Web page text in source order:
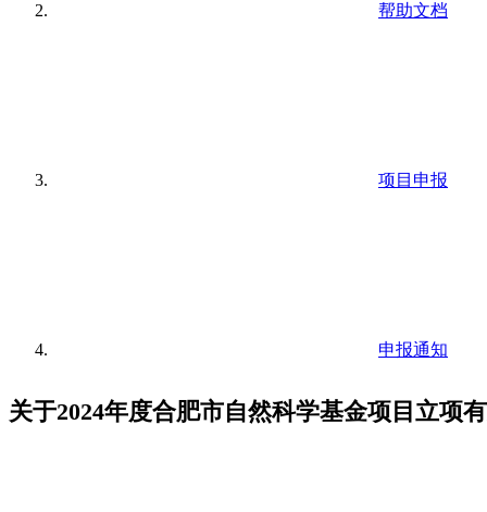
帮助文档
项目申报
申报通知
关于2024年度合肥市自然科学基金项目立项